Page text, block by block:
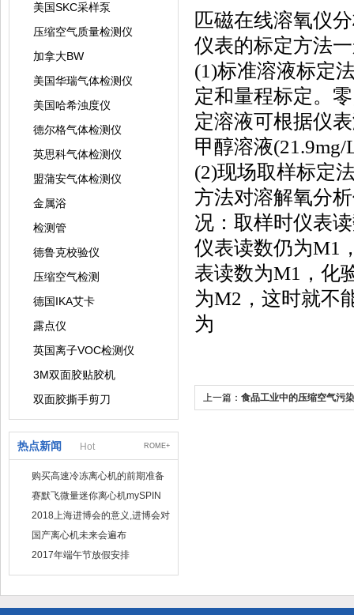
美国SKC采样泵
压缩空气质量检测仪
加拿大BW
美国华瑞气体检测仪
美国哈希浊度仪
德尔格气体检测仪
英思科气体检测仪
盟蒲安气体检测仪
金属浴
检测管
德鲁克校验仪
压缩空气检测
德国IKA艾卡
露点仪
英国离子VOC检测仪
3M双面胶贴胶机
双面胶撕手剪刀
热点新闻 Hot ROME+
购买高速冷冻离心机的前期准备
工作
赛默飞微量迷你离心机mySPIN
12
2018上海进博会的意义,进博会对
上海的影响有哪些？
国产离心机未来会遍布
2017年端午节放假安排
匹磁在线溶氧仪
仪表的标定方法
(1)标准溶液标定
定和量程标定。
定溶液可根据仪
甲醇溶液(21.9mg/
(2)现场取样标定
方法对溶解氧分
况：取样时仪表
仪表读数仍为M1
表读数为M1，化
为M2，这时就不
为
上一篇： 食品工业中的压缩空气污染